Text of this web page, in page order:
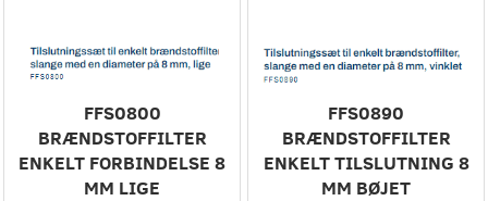
FFS0800
BRÆNDSTOFFILTER
ENKELT FORBINDELSE 8
MM LIGE
FFS0890
BRÆNDSTOFFILTER
ENKELT TILSLUTNING 8
MM BØJET